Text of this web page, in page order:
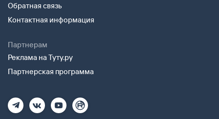
Обратная связь
Контактная информация
Партнерам
Реклама на Туту.ру
Партнерская программа